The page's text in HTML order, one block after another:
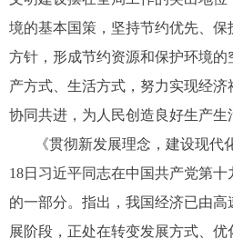
境的基本国策，坚持节约优先、
方针，形成节约资源和保护环境
产方式、生活方式，努力实现经
协同共进，为人民创造良好生产生
《贯彻新发展理念，建设现代
18日习近平同志在中国共产党第
的一部分。指出，我国经济已由
展阶段，正处在转变发展方式、